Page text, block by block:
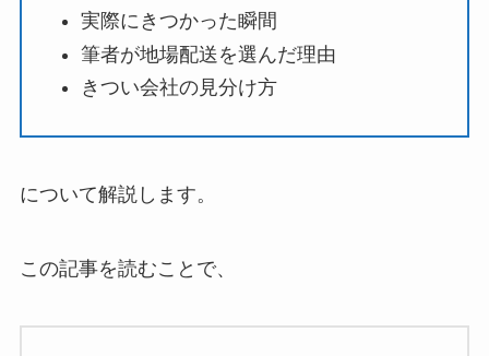
実際にきつかった瞬間
筆者が地場配送を選んだ理由
きつい会社の見分け方
について解説します。
この記事を読むことで、